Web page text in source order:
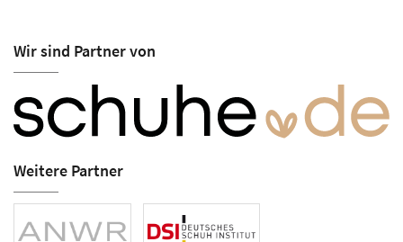
Wir sind Partner von
Weitere Partner